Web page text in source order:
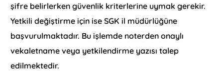
şifre belirlerken güvenlik kriterlerine uymak gerekir.
Yetkili değiştirme için ise SGK il müdürlüğüne
başvurulmaktadır. Bu işlemde noterden onaylı
vekaletname veya yetkilendirme yazısı talep
edilmektedir.